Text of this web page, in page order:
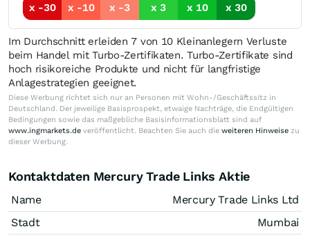
x -30
x -10 x -3 x 3 x 10 x 30
Im Durchschnitt erleiden 7 von 10 Kleinanlegern Verluste
beim Handel mit Turbo-Zertifikaten. Turbo-Zertifikate sind
hoch risikoreiche Produkte und nicht für langfristige
Anlagestrategien geeignet.
Diese Werbung richtet sich nur an Personen mit Wohn-/Geschäftssitz in
Deutschland. Der jeweilige Basisprospekt, etwaige Nachträge, die Endgültigen
Bedingungen sowie das maßgebliche Basisinformationsblatt sind auf
www.ingmarkets.de veröffentlicht. Beachten Sie auch die weiteren Hinweise zu
dieser Werbung.
Kontaktdaten Mercury Trade Links Aktie
Name
Mercury Trade Links Ltd
Stadt
Mumbai